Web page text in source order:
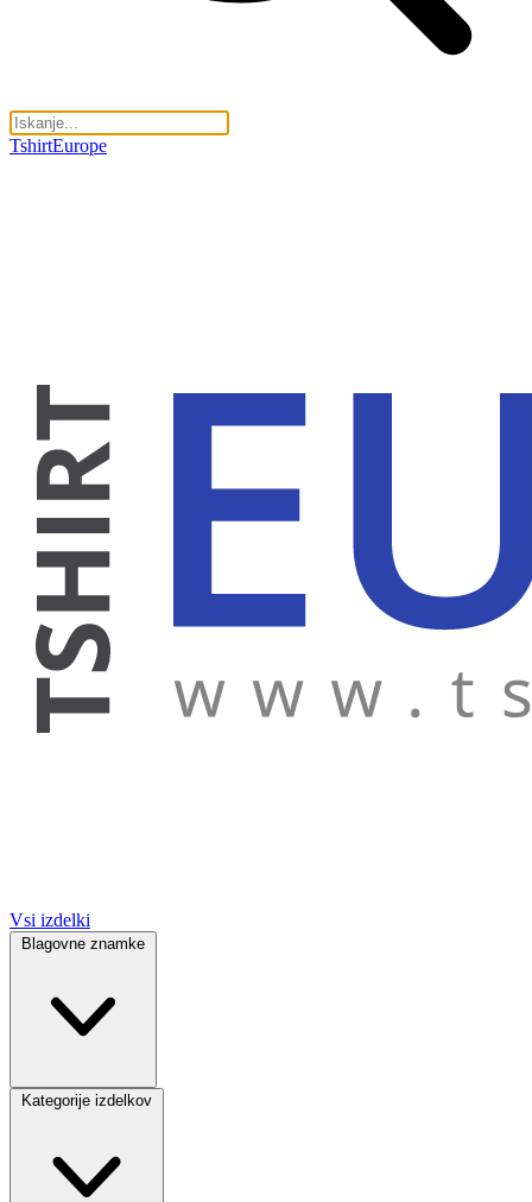
TshirtEurope
Vsi izdelki
Blagovne znamke
Kategorije izdelkov